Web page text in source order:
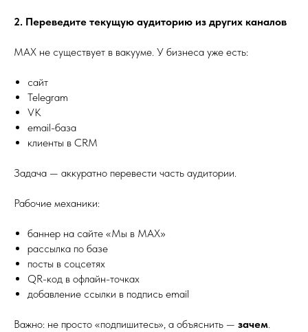
2. Переведите текущую аудиторию из других каналов
MAX не существует в вакууме. У бизнеса уже есть:
сайт
Telegram
VK
email-база
клиенты в CRM
Задача — аккуратно перевести часть аудитории.
Рабочие механики:
баннер на сайте «Мы в MAX»
рассылка по базе
посты в соцсетях
QR-код в офлайн-точках
добавление ссылки в подпись email
Важно: не просто «подпишитесь», а объяснить — зачем.